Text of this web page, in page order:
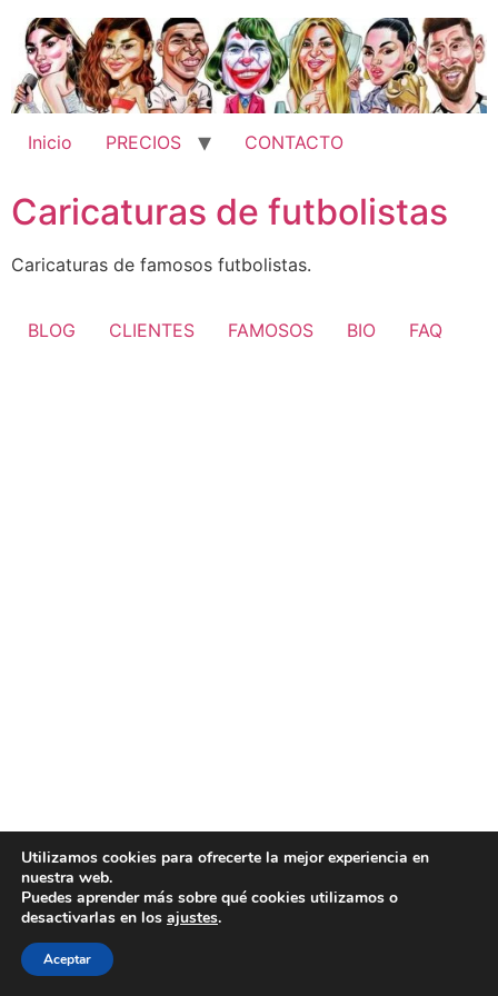
contenido
Inicio PRECIOS CONTACTO
Caricaturas de futbolistas
Caricaturas de famosos futbolistas.
BLOG CLIENTES FAMOSOS BIO FAQ
Utilizamos cookies para ofrecerte la mejor experiencia en
nuestra web.
Puedes aprender más sobre qué cookies utilizamos o
desactivarlas en los ajustes.
Aceptar